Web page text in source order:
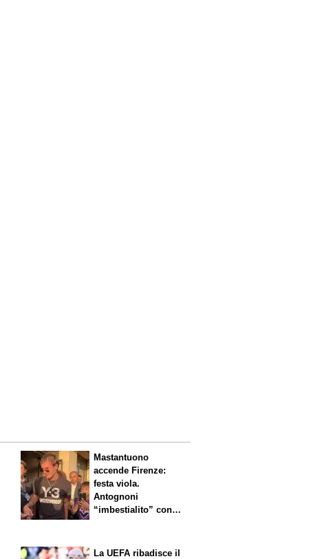
Mastantuono
accende Firenze:
festa viola.
Antognoni
“imbestialito” con
La UEFA ribadisce il